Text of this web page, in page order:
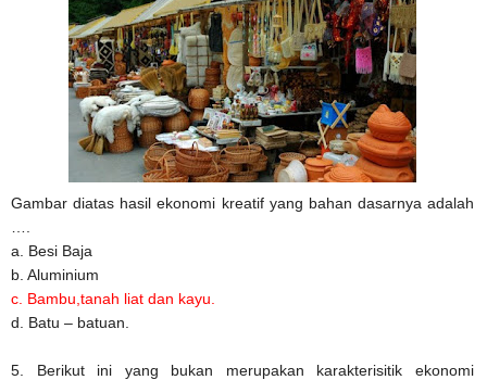
Gambar diatas hasil ekonomi kreatif yang bahan dasarnya adalah
a. Besi Baja
b. Aluminium
c. Bambu,tanah liat dan kayu.
d. Batu – batuan.
5. Berikut ini yang bukan merupakan karakterisitik ekonomi